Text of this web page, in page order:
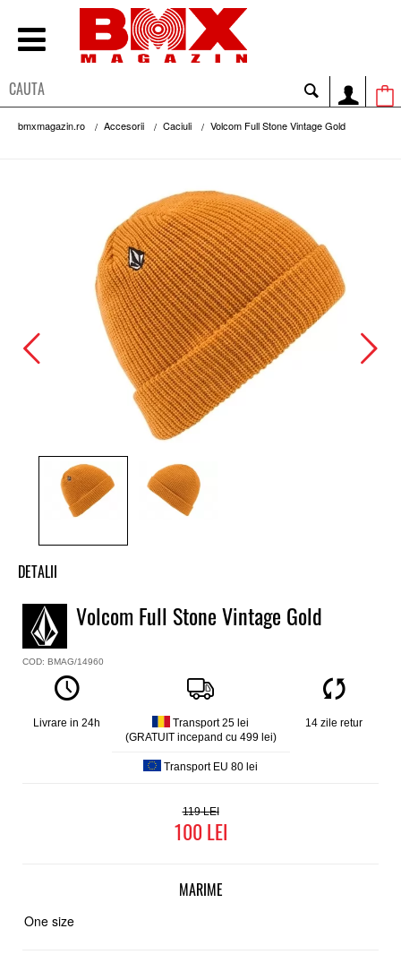
bmxmagazin.ro Accesorii Caciuli Volcom Full Stone Vintage Gold
DETALII
Caciula baieti Volcom
Model
Full Stone Beanie
Culoare
Galben
Marerial
Acrilic
Volcom Full Stone Vintage Gold
COD: BMAG/14960
Livrare in 24h
Transport 25 lei
(GRATUIT incepand cu 499 lei)
Transport EU 80 lei
14 zile retur
119
100
MARIME
One size